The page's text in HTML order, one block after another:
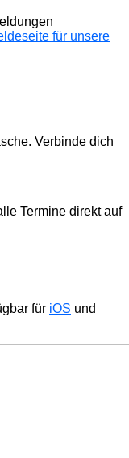
für unsere
Verbinde dich
Termine direkt auf
für iOS und